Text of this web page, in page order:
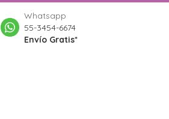
Whatsapp
55-3454-6674
Envío Gratis*